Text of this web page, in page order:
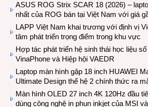
ASUS ROG Strix SCAR 18 (2026) –
nhất của ROG bán tại Việt Nam với giá
LAPP Việt Nam khai trương với định vị
tâm phát triển trọng điểm trong khu vực
Hợp tác phát triển hệ sinh thái học liệu
VinaPhone và Hiệp hội VAEDR
Laptop màn hình gập 18 inch HUAWEI
Ultimate Design thế hệ 2 chính thức ra
Màn hình OLED 27 inch 4K 120Hz đầu
dùng công nghệ in phun inkjet của MSI